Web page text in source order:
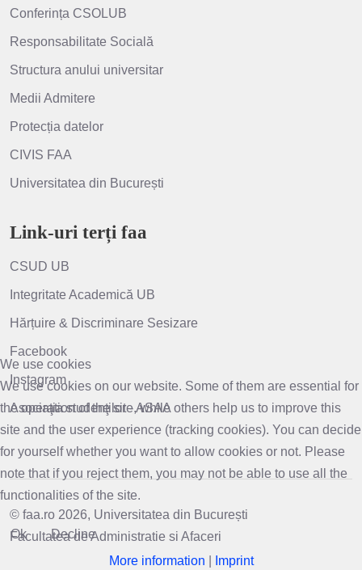
Conferința CSOLUB
Responsabilitate Socială
Structura anului universitar
Medii Admitere
Protecția datelor
CIVIS FAA
Universitatea din București
Link-uri terți faa
CSUD UB
Integritate Academică UB
Hărțuire & Discriminare Sesizare
Facebook
Instagram
Asociaţia studenţilor - ASAA
© faa.ro 2026, Universitatea din București
Facultatea de Administratie si Afaceri
We use cookies
We use cookies on our website. Some of them are essential for
the operation of the site, while others help us to improve this
site and the user experience (tracking cookies). You can decide
for yourself whether you want to allow cookies or not. Please
note that if you reject them, you may not be able to use all the
functionalities of the site.
Ok
Decline
More information
Imprint